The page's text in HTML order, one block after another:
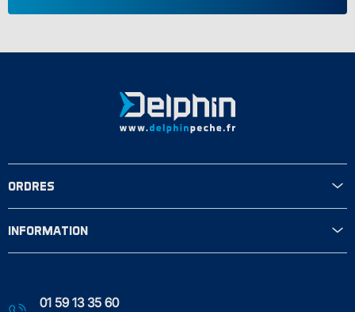
01 59 13 35 60
ORDRES
INFORMATION